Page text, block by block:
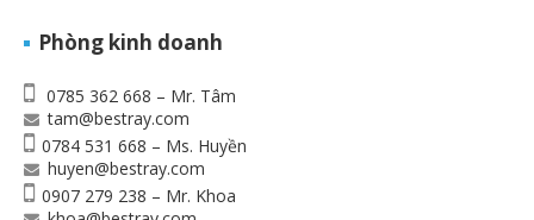
Phòng kinh doanh
0785 362 668 – Mr. Tâm
tam@bestray.com
0784 531 668 – Ms. Huyền
huyen@bestray.com
0907 279 238 – Mr. Khoa